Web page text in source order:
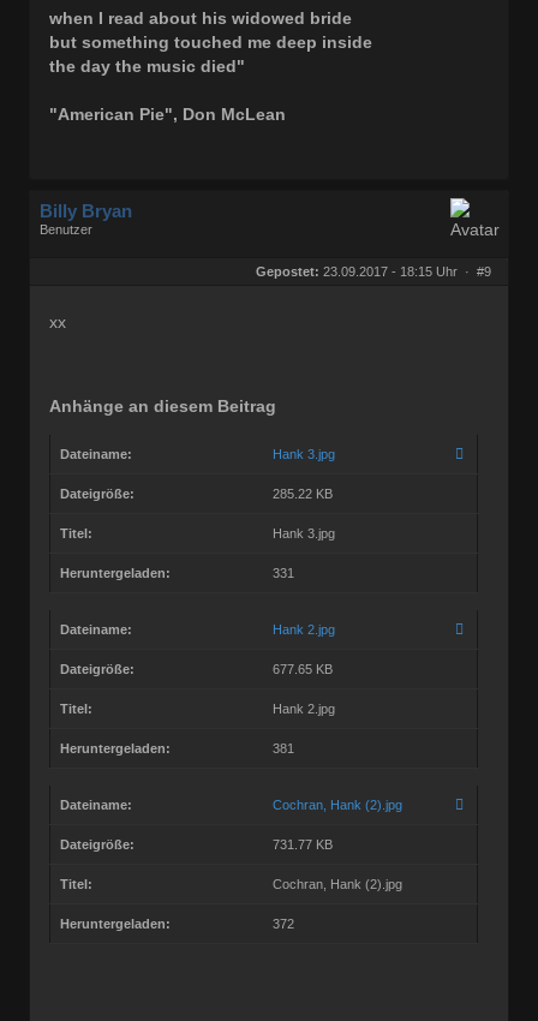
when I read about his widowed bride
but something touched me deep inside
the day the music died"
"American Pie", Don McLean
Billy Bryan
Benutzer
Gepostet: 23.09.2017 - 18:15 Uhr · #9
xx
Anhänge an diesem Beitrag
Dateiname: Hank 3.jpg
Dateigröße: 285.22 KB
Titel: Hank 3.jpg
Heruntergeladen: 331
Dateiname: Hank 2.jpg
Dateigröße: 677.65 KB
Titel: Hank 2.jpg
Heruntergeladen: 381
Dateiname: Cochran, Hank (2).jpg
Dateigröße: 731.77 KB
Titel: Cochran, Hank (2).jpg
Heruntergeladen: 372